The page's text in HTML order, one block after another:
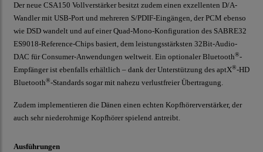
Der neue CSA150 Vollverstärker besitzt zudem einen exzellenten D/A-
Wandler mit USB-Port und mehreren S/PDIF-Eingängen, der PCM ebenso
wie DSD wandelt und auf einer Quad-Mono-Konfiguration des SABRE32
ES9018-Reference-Chips basiert, dem leistungsstärksten 32Bit-Audio-
DAC für Consumer-Anwendungen weltweit. Ein optionaler Bluetooth®-
Empfänger ist ebenfalls erhältlich – dank der Unterstützung des aptX®-HD
Bluetooth®-Standards sogar mit nahezu verlustfreier Übertragung.
Zudem implementieren die Dänen einen echten Kopfhörerverstärker, der
auch sehr niederohmige Kopfhörer spielend antreibt.
Ausführungen